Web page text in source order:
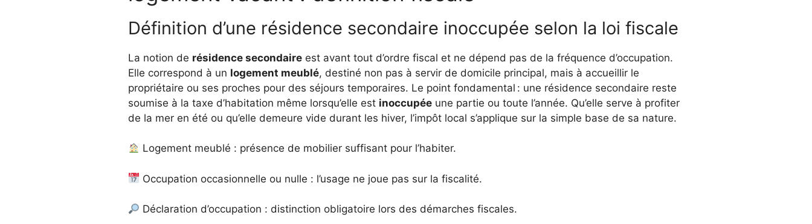
Définition d’une résidence secondaire inoccupée selon la loi fiscale
La notion de résidence secondaire est avant tout d’ordre fiscal et ne dépend pas de la fréquence d’occupation.
Elle correspond à un logement meublé, destiné non pas à servir de domicile principal, mais à accueillir le
propriétaire ou ses proches pour des séjours temporaires. Le point fondamental : une résidence secondaire reste
soumise à la taxe d’habitation même lorsqu’elle est inoccupée une partie ou toute l’année. Qu’elle serve à profiter
de la mer en été ou qu’elle demeure vide durant les hiver, l’impôt local s’applique sur la simple base de sa nature.
Logement meublé : présence de mobilier suffisant pour l’habiter.
Occupation occasionnelle ou nulle : l’usage ne joue pas sur la fiscalité.
Déclaration d’occupation : distinction obligatoire lors des démarches fiscales.